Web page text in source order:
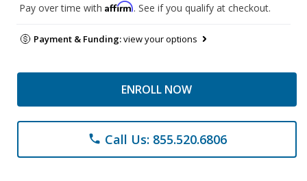
Pay over time with Affirm. See if you qualify at checkout.
Payment & Funding:view your options
ENROLL NOW
phone Call Us: 855.520.6806